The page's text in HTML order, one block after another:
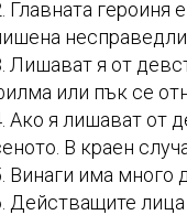
Главната героиня
Лишават я от
или пък се
Ако я лишават от
В краен
Винаги има много
Действащите